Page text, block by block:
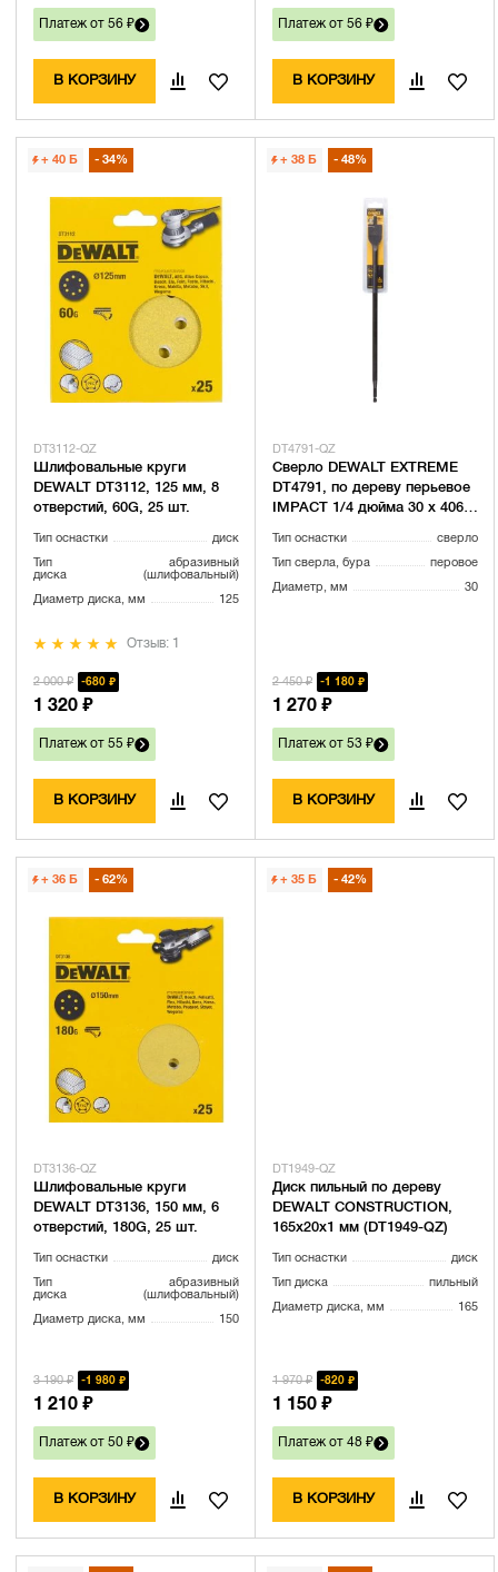
Платеж от 56 ₽
В КОРЗИНУ
Платеж от 56 ₽
В КОРЗИНУ
+ 40 Б 34%
DT3112-QZ
Шлифовальные круги
DEWALT DT3112, 125 мм, 8
отверстий, 60G, 25 шт.
Тип оснастки диск
Тип
диска
абразивный
(шлифовальный)
Диаметр диска, мм 125
Отзыв: 1
2 000 ₽ 680 ₽
1 320 ₽
Платеж от 55 ₽
В КОРЗИНУ
+ 38 Б 48%
DT4791-QZ
Сверло DEWALT EXTREME
DT4791, по дереву перьевое
IMPACT 1/4 дюйма 30 x 406
Тип оснастки сверло
Тип сверла, бура перовое
Диаметр, мм 30
2 450 ₽ 1 180 ₽
1 270 ₽
Платеж от 53 ₽
В КОРЗИНУ
+ 36 Б 62%
DT3136-QZ
Шлифовальные круги
DEWALT DT3136, 150 мм, 6
отверстий, 180G, 25 шт.
Тип оснастки диск
Тип
диска
абразивный
(шлифовальный)
Диаметр диска, мм 150
3 190 ₽ 1 980 ₽
1 210 ₽
Платеж от 50 ₽
В КОРЗИНУ
+ 35 Б 42%
DT1949-QZ
Диск пильный по дереву
DEWALT CONSTRUCTION,
165х20х1 мм (DT1949-QZ)
Тип оснастки диск
Тип диска пильный
Диаметр диска, мм 165
1 970 ₽ 820 ₽
1 150 ₽
Платеж от 48 ₽
В КОРЗИНУ